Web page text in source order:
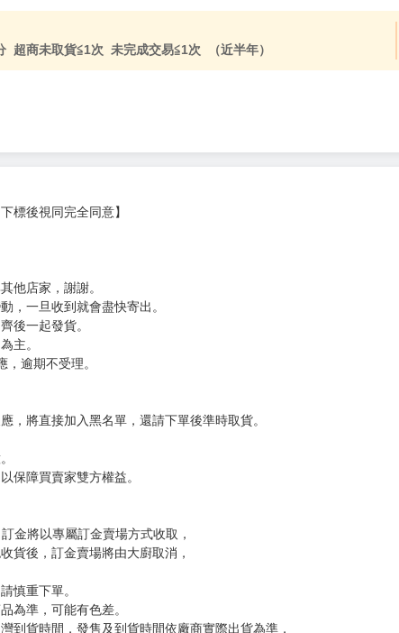
箱包裝》
標後視同完全同意】
他店家，謝謝。
後一起發貨。
主。
，逾期不受理。
將直接加入黑名單，還請下單後準時取貨。